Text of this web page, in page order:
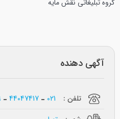
گروه تبليغاتي نقش مايه
آگهی دهنده
تلفن : 021
44047417